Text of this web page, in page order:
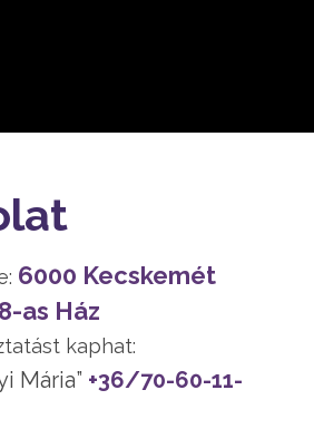
6000 Kecskemét
as Ház
kaphat:
Mária” +36/70-60-11-